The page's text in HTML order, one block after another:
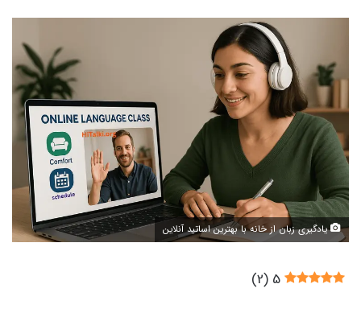
یادگیری زبان از خانه با بهترین اساتید آنلاین
5
(
2
)